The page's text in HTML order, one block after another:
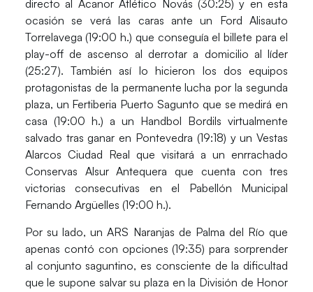
directo al Acanor Atlético Novás (30:25) y en esta
ocasión se verá las caras ante un Ford Alisauto
Torrelavega (19:00 h.) que conseguía el billete para el
play-off de ascenso al derrotar a domicilio al líder
(25:27). También así lo hicieron los dos equipos
protagonistas de la permanente lucha por la segunda
plaza, un Fertiberia Puerto Sagunto que se medirá en
casa (19:00 h.) a un Handbol Bordils virtualmente
salvado tras ganar en Pontevedra (19:18) y un Vestas
Alarcos Ciudad Real que visitará a un enrrachado
Conservas Alsur Antequera que cuenta con tres
victorias consecutivas en el Pabellón Municipal
Fernando Argüelles (19:00 h.).
Por su lado, unARS Naranjas de Palma del Río que
apenas contó con opciones (19:35) para sorprender
al conjunto saguntino, es consciente de la dificultad
que le supone salvar su plaza en la División de Honor